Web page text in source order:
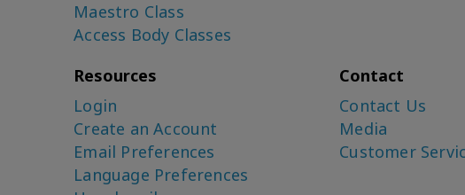
Maestro Class
Access Body Classes
Resources
Login
Create an Account
Email Preferences
Language Preferences
Contact
Contact Us
Media
Customer